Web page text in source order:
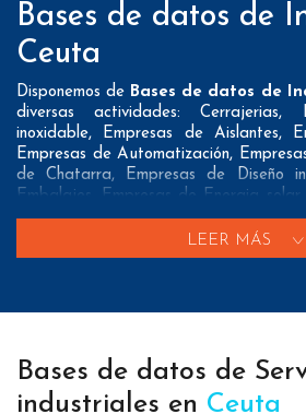
Bases de datos de
Ceuta
Disponemos de Bases de datos de
diversas actividades: Cerrajerias,
inoxidable, Empresas de Aislantes,
Empresas de Automatización,
de Chatarra, Empresas de Diseño
Embalajes, Empresas de Energia solar,
Empresas de Frio industrial,
eléctricas industriales, Empresas de
Empresas de Limpieza industrial,
Soldaduras, Empresas de Suministros
de Suministros industriales, Empresas
impermeabilización, Empresas de
LEER MÁS
Bases de datos de
industriales en Ceuta